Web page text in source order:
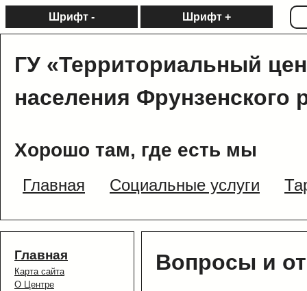
Шрифт - Шрифт +
ГУ «Территориальный
населения Фрунзенского
Хорошо там, где есть мы
Главная Социальные услуги
Главная
Карта сайта
О Центре
Вопросы и